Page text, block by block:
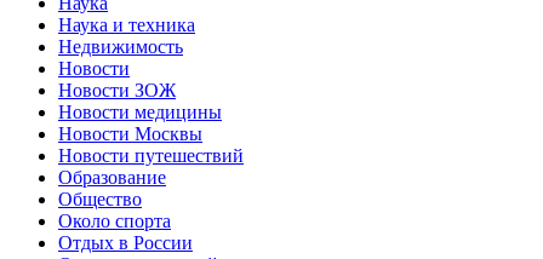
Наука и техника
Недвижимость
Новости
Новости ЗОЖ
Новости медицины
Новости Москвы
Новости путешествий
Образование
Общество
Около спорта
Отдых в России